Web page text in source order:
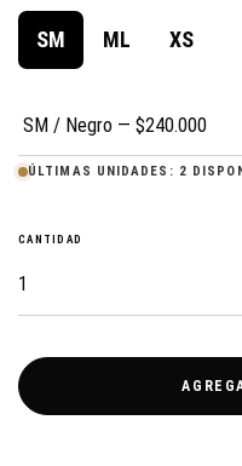
SM ML XS
ÚLTIMAS UNIDADES: 2
CANTIDAD